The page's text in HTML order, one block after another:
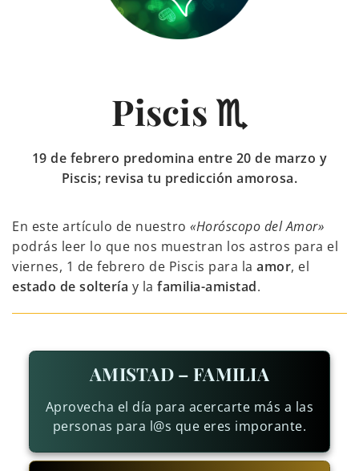
Piscis ♏
19 de febrero predomina entre 20 de marzo y
Piscis; revisa tu predicción amorosa.
En este artículo de nuestro «Horóscopo del Amor»
podrás leer lo que nos muestran los astros para el
viernes, 1 de febrero de Piscis para la amor, el
estado de soltería y la familia-amistad.
AMISTAD – FAMILIA
Aprovecha el día para acercarte más a las
personas para l@s que eres imporante.